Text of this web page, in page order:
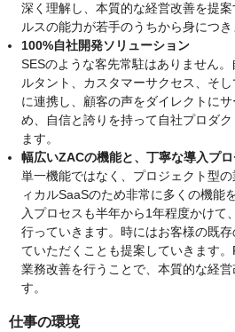
深く理解し、本質的な経営改善を提
ルスの能力が若手のうちから身につき
100%自社開発ソリューション
SESのような客先常駐はありません
ルタント、カスタマーサクセス、そ
に連携し、顧客の声をダイレクトに
め、自信と誇りを持って自社プロダ
ます。
幅広いZACの機能と、丁寧な導入プロ
単一機能ではなく、プロジェクト型
ィカルSaaSのため非常に多くの機能
入プロセスも半年から1年程度かけて
行っていきます。時にはお客様の既
ていただくことも提案していきます
業務改善を行うことで、本質的な経
す。
仕事の環境